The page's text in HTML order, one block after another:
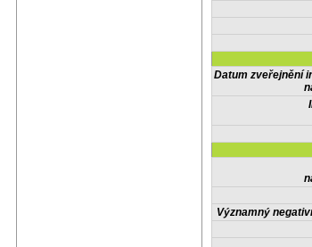
Datum zveřejnění
Významný